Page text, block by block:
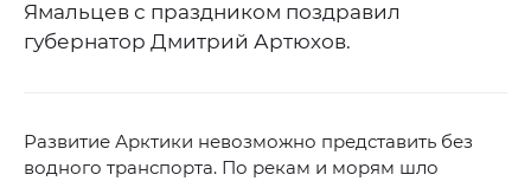
Ямальцев с праздником поздравил
губернатор Дмитрий Артюхов.
Развитие Арктики невозможно представить без
водного транспорта. По рекам и морям шло